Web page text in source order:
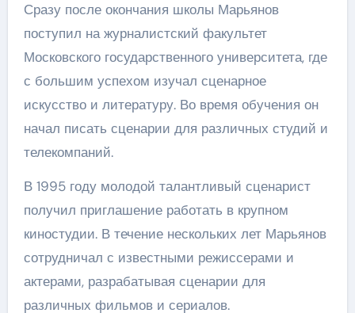
Сразу после окончания школы Марьянов
поступил на журналистский факультет
Московского государственного университета, где
с большим успехом изучал сценарное
искусство и литературу. Во время обучения он
начал писать сценарии для различных студий и
телекомпаний.
В 1995 году молодой талантливый сценарист
получил приглашение работать в крупном
киностудии. В течение нескольких лет Марьянов
сотрудничал с известными режиссерами и
актерами, разрабатывая сценарии для
различных фильмов и сериалов.